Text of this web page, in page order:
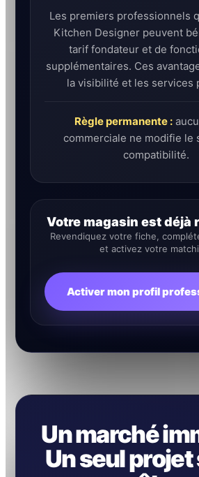
Les premiers professionnels
Kitchen Designer peuvent
tarif fondateur et de
supplémentaires. Ces
la visibilité et les services
Règle permanente :
commerciale ne modifie le
compatibilité.
Votre magasin est déjà
Revendiquez votre fiche,
et activez votre
Activer mon profil
Un marché
Un seul projet